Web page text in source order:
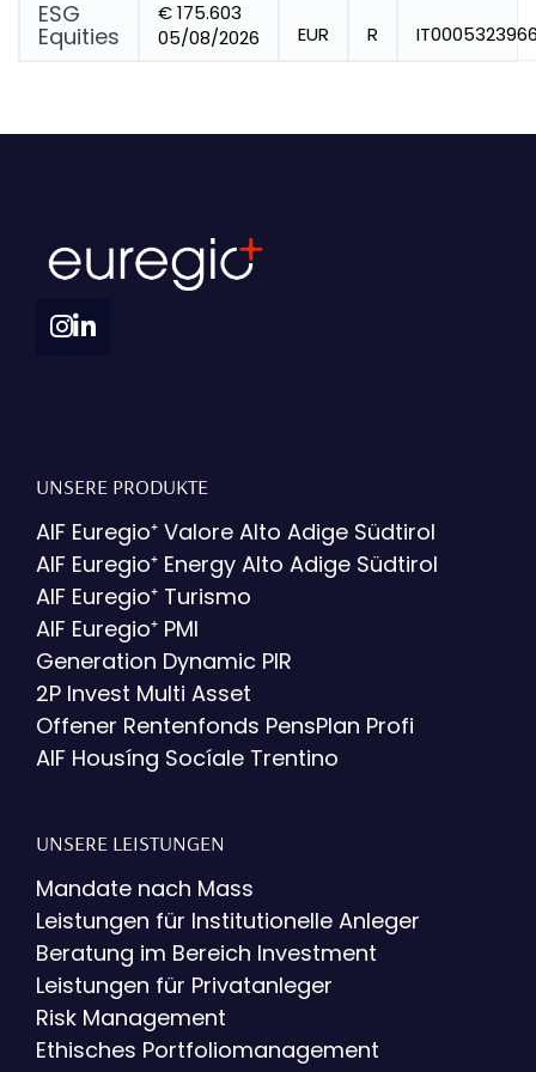
ESG
Equities
€ 175.603
05/08/2026
EUR R
UNSERE PRODUKTE
AIF Euregio⁺ Valore Alto Adige Südtirol
AIF Euregio⁺ Energy Alto Adige Südtirol
AIF Euregio⁺ Turismo
AIF Euregio⁺ PMI
Generation Dynamic PIR
2P Invest Multi Asset
Offener Rentenfonds PensPlan Profi
AIF Housíng Socíale Trentino
UNSERE LEISTUNGEN
Mandate nach Mass
Leistungen für Institutionelle Anleger
Beratung im Bereich Investment
Leistungen für Privatanleger
Risk Management
Ethisches Portfoliomanagement